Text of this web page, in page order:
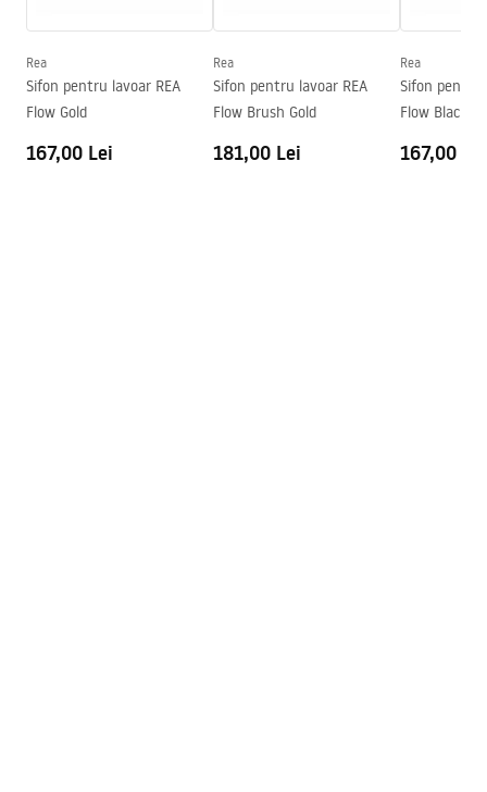
Formă
Dreptunghiular, Neconvențional
Preaplin
Da Nu
Rea
Sifon pentru lavoar REA
Flow Gold
167,00 Lei
Rea
Sifon pentru lavoar REA
Flow Brush Gold
181,00 Lei
Rea
Sifon pentru
Flow Black
167,00 Lei